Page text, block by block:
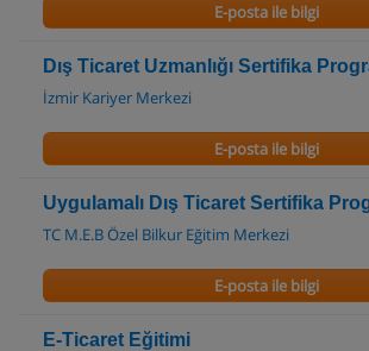
E-posta ile bilgi
Dış Ticaret Uzmanlığı Sertifika
İzmir Kariyer Merkezi
E-posta ile bilgi
Uygulamalı Dış Ticaret Sertifika
TC M.E.B Özel Bilkur Eğitim Merkezi
E-posta ile bilgi
E-Ticaret Eğitimi